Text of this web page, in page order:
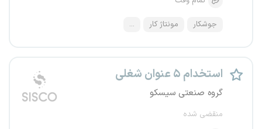
جوشکار مونتاژ کار ...
استخدام ۵ عنوان شغلی
گروه صنعتی سیسکو
منقضی شده